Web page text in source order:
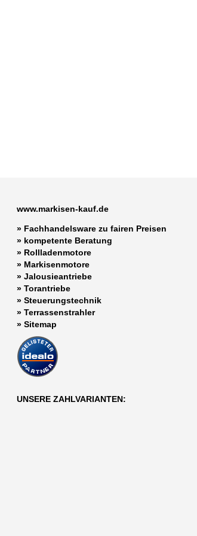
www.markisen-kauf.de
» Fachhandelsware zu fairen Preisen
» kompetente Beratung
» Rollladenmotore
» Markisenmotore
»Jalousieantriebe
»Torantriebe
» Steuerungstechnik
»Terrassenstrahler
»Sitemap
UNSERE ZAHLVARIANTEN: